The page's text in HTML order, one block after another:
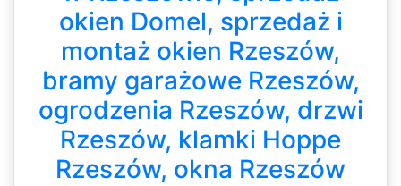
okien Domel, sprzedaż i
montaż okien Rzeszów,
bramy garażowe Rzeszów,
ogrodzenia Rzeszów, drzwi
Rzeszów, klamki Hoppe
Rzeszów, okna Rzeszów